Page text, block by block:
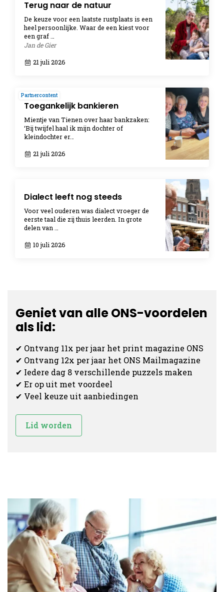
Terug naar de natuur
De keuze voor een laatste rustplaats is een
heel persoonlijke. Waar de een kiest voor
een graf …
Jan de Gier
21 juli 2026
Toegankelijk bankieren
Mientje van Tienen over haar bankzaken:
‘Bij twijfel haal ik mijn dochter of
kleindochter er…
21 juli 2026
Partnercontent
Dialect leeft nog steeds
Voor veel ouderen was dialect vroeger de
eerste taal die zij thuis leerden. In grote
delen van …
10 juli 2026
Geniet van alle ONS-voordelen
als lid:
✔ Ontvang 11x per jaar het print magazine ONS
✔ Ontvang 12x per jaar het ONS Mailmagazine
✔ Iedere dag 8 verschillende puzzels maken
✔ Er op uit met voordeel
✔ Veel keuze uit aanbiedingen
Lid worden